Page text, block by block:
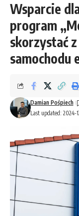
Wsparcie
program
skorzystać
samochodu
Last updated: 2024-
Damian Pośpiech